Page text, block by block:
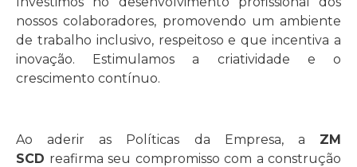
nossos colaboradores, promovendo um ambiente
de trabalho inclusivo, respeitoso e que incentiva a
inovação. Estimulamos a criatividade e o
crescimento contínuo.
Ao aderir as Políticas da Empresa, a ZM
SCD reafirma seu compromisso com a construção